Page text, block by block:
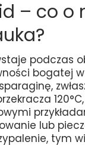
– co o
podczas
bogatej
lub
tym